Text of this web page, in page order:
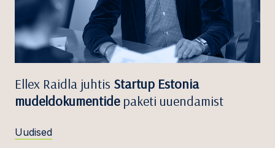
Ellex Raidla juhtis Startup Estonia
mudeldokumentidepaketi uuendamist
Uudised